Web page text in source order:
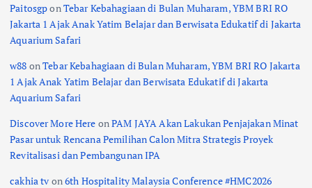
PaitosgponTebar Kebahagiaan di Bulan Muharam, YBM BRI RO
Jakarta 1 Ajak Anak Yatim Belajar dan Berwisata Edukatif di Jakarta
Aquarium Safari
w88 onTebar Kebahagiaan di Bulan Muharam, YBM BRI RO Jakarta
1 Ajak Anak Yatim Belajar dan Berwisata Edukatif di Jakarta
Aquarium Safari
Discover More Here onPAM JAYA Akan Lakukan Penjajakan Minat
Pasar untuk Rencana Pemilihan Calon Mitra Strategis Proyek
Revitalisasi dan Pembangunan IPA
cakhia tv on6th Hospitality Malaysia Conference #HMC2026